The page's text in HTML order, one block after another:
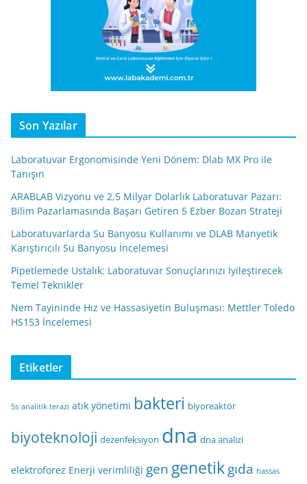
Son Yazılar
Laboratuvar Ergonomisinde Yeni Dönem: Dlab MX Pro ile
Tanışın
ARABLAB Vizyonu ve 2,5 Milyar Dolarlık Laboratuvar Pazarı:
Bilim Pazarlamasında Başarı Getiren 5 Ezber Bozan Strateji
Laboratuvarlarda Su Banyosu Kullanımı ve DLAB Manyetik
Karıştırıcılı Su Banyosu İncelemesi
Pipetlemede Ustalık: Laboratuvar Sonuçlarınızı İyileştirecek
Temel Teknikler
Nem Tayininde Hız ve Hassasiyetin Buluşması: Mettler Toledo
HS153 İncelemesi
Etiketler
5s analitik terazi atık yönetimi bakteri biyoreaktör
biyoteknoloji dezenfeksiyon dna dna analizi
elektroforez Enerji verimliliği gen genetikgıda hassas